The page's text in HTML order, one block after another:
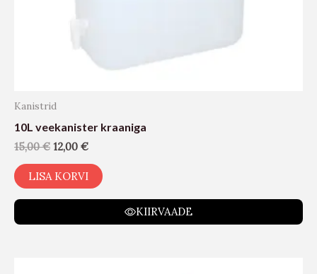
Kanistrid
10L veekanister kraaniga
15,00€ 12,00 €
LISA KORVI
KIIRVAADE